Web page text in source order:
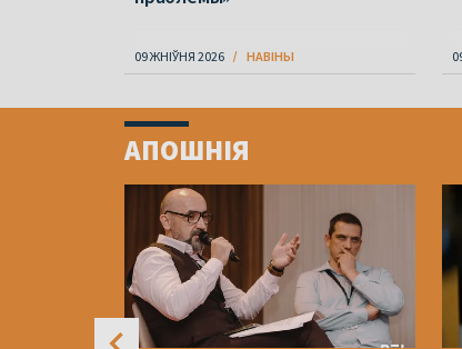
09 ЖНІЎНЯ 2026 НАВІНЫ
ofАПОШНІЯ